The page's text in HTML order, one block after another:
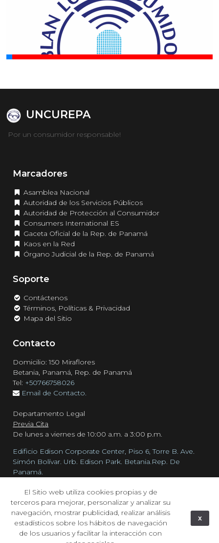
UNCUREPA
Por un consumidor responsable!
Marcadores
Asamblea Nacional
Autoridad de los Servicios Públicos
Autoridad de Protección al Consumidor
Consumers International ES
Gaceta Oficial de la Rep. de Panamá
Kaos en la Red
Órgano Judicial de la Rep. de Panamá
Soporte
Contáctenos
Términos, Políticas & Privacidad
Mapa del Sitio
Contacto
Domicilio: 150 Miraflores
Betania, Panamá, Rep. de Panamá
Tel: +50766758026
Email de Contacto.
Departamento Legal
Previa Cita
De lunes a viernes de 10:00 a.m. a 3:00 p.m.
Edificio Edison Corporate Center, Piso 6, Torre B. Ave.
Simón Bolívar. Urb. Edison Park. Betania.Rep. De
Panamá.
Tel:+50766758026
Email de Reclamos.
© Desde 1993 - UNCUREPA.
El Sitio web utiliza cookies propias y de
terceros para mejorar, personalizar y analizar su
navegación, mostrar publicidad, realizar análisis
estadísticos sobre los hábitos de navegación
de los usuarios y facilitar la interacción con
x